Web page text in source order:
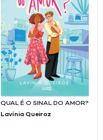
QUAL É O SINAL DO AMOR?
Lavínia Queiroz